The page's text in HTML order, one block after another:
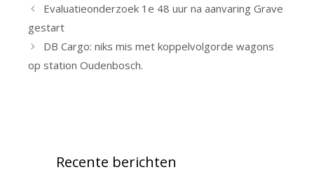
Evaluatieonderzoek 1e 48 uur na aanvaring Grave
gestart
DB Cargo: niks mis met koppelvolgorde wagons
op station Oudenbosch.
Recente berichten